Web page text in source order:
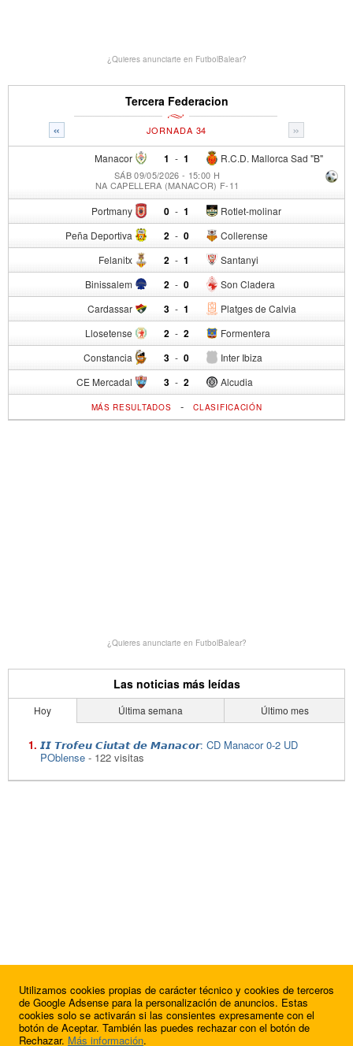
¿Quieres anunciarte en FutbolBalear?
Tercera Federacion
« »
JORNADA 34
Manacor 1 - R.C.D. Mallorca Sad "B"
1
SÁB 09/05/2026 - 15:00 H
NA CAPELLERA (MANACOR) F-11
Portmany 0 - Rotlet-molinar
1
Peña Deportiva 2 - Collerense
0
Felanitx 2 - Santanyi
1
Binissalem 2 - Son Cladera
0
Cardassar 3 - Platges de Calvia
1
Llosetense 2 - Formentera
2
Constancia 3 - Inter Ibiza
0
CE Mercadal 3 - Alcudia
2
MÁS RESULTADOS -CLASIFICACIÓN
¿Quieres anunciarte en FutbolBalear?
Las noticias más leídas
Hoy Última semana Último mes
𝙄𝙄 𝙏𝙧𝙤𝙛𝙚𝙪 𝘾𝙞𝙪𝙩𝙖𝙩 𝙙𝙚 𝙈𝙖𝙣𝙖𝙘𝙤𝙧: CD Manacor 0-2 UD
POblense - 122 visitas
Utilizamos cookies propias de carácter técnico y cookies de terceros
de Google Adsense para la personalización de anuncios. Estas
cookies solo se activarán si las consientes expresamente con el
botón de Aceptar. También las puedes rechazar con el botón de
Rechazar. Más información.